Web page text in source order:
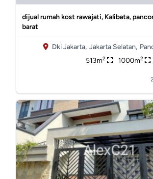
dijual rumah kost rawajati, Kalibata,
barat
Dki Jakarta, Jakarta Selatan,
513m2 1000m2